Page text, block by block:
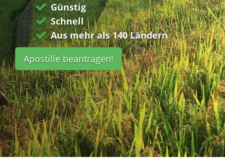
Günstig
Schnell
Aus mehr als 140 Ländern
Apostille beantragen!